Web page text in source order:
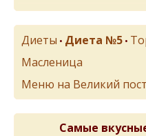
Диеты • Диета №5 •
Масленица
Меню на Великий пост
Самые